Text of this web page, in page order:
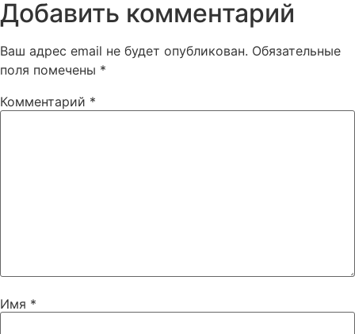
Добавить комментарий
Ваш адрес email не будет опубликован. Обязательные
поля помечены *
Комментарий *
Имя *